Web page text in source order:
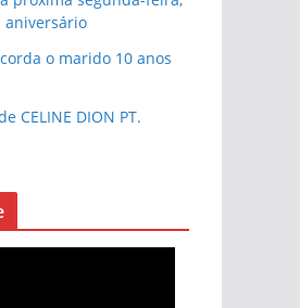
aniversário
o marido 10 anos
CELINE DION PT.